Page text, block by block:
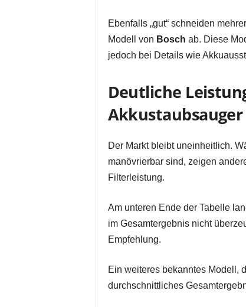
Ebenfalls „gut“ schneiden
Modell von Bosch ab. Diese
jedoch bei Details wie
Deutliche
Akkustaubsauger
Der Markt bleibt uneinheitlich.
manövrierbar sind, zeigen
Filterleistung.
Am unteren Ende der Tabelle
im Gesamtergebnis nicht
Empfehlung.
Ein weiteres bekanntes Modell,
durchschnittliches